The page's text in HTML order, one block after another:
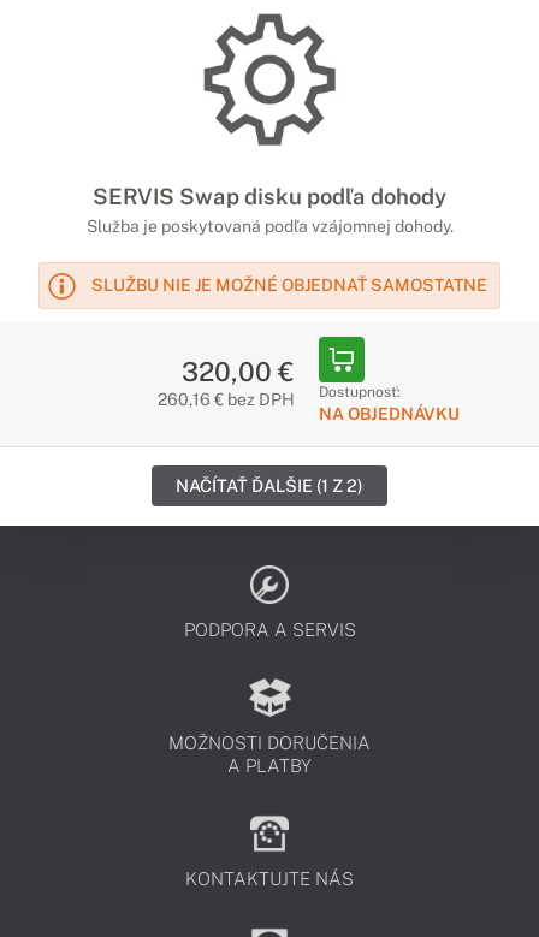
SERVIS Swap disku podľa dohody
Služba je poskytovaná podľa vzájomnej dohody.
SLUŽBU NIE JE MOŽNÉ OBJEDNAŤ SAMOSTATNE
320,00 €
260,16 € bez DPH Dostupnosť:
NA OBJEDNÁVKU
NAČÍTAŤ ĎALŠIE (1 Z 2)
PODPORA A SERVIS
MOŽNOSTI DORUČENIA
A PLATBY
KONTAKTUJTE NÁS